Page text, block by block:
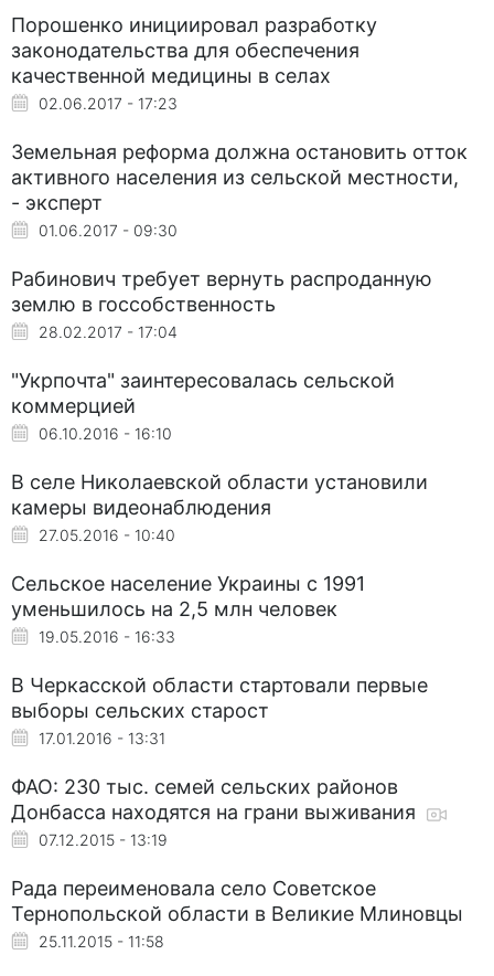
Порошенко инициировал разработку
законодательства для обеспечения
качественной медицины в селах
02.06.2017 - 17:23
Земельная реформа должна остановить отток
активного населения из сельской местности,
- эксперт
01.06.2017 - 09:30
Рабинович требует вернуть распроданную
землю в госсобственность
28.02.2017 - 17:04
"Укрпочта" заинтересовалась сельской
коммерцией
06.10.2016 - 16:10
В селе Николаевской области установили
камеры видеонаблюдения
27.05.2016 - 10:40
Сельское население Украины c 1991
уменьшилось на 2,5 млн человек
19.05.2016 - 16:33
В Черкасской области стартовали первые
выборы сельских старост
17.01.2016 - 13:31
ФАО: 230 тыс. семей сельских районов
Донбасса находятся на грани выживания
07.12.2015 - 13:19
Рада переименовала село Советское
Тернопольской области в Великие Млиновцы
25.11.2015 - 11:58